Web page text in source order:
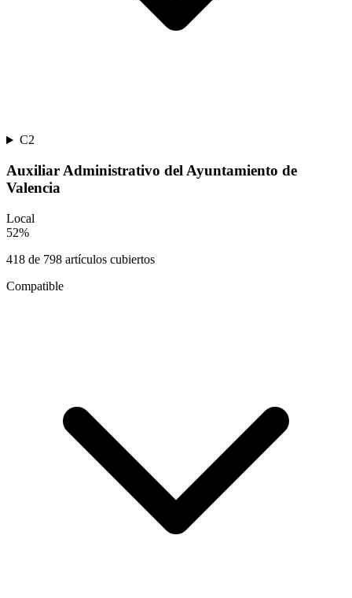
C2
Auxiliar Administrativo del Ayuntamiento de
Valencia
Local
52%
418 de 798 artículos cubiertos
Compatible